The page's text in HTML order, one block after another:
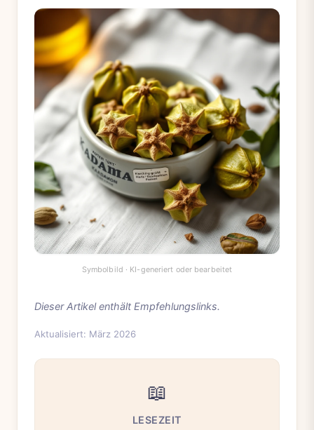
Dieser Artikel enthält Empfehlungslinks.
Aktualisiert: März 2026
📖
LESEZEIT